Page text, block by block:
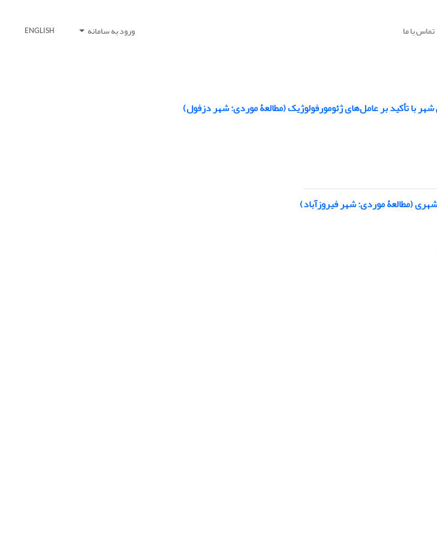
تماس با ما ورود به سامانه ENGLISH
با تأکید بر عامل‌های ژئومورفولوژیک (مطالعۀ موردی: شهر دزفول)
(مطالعۀ موردی: شهر فیروزآباد)